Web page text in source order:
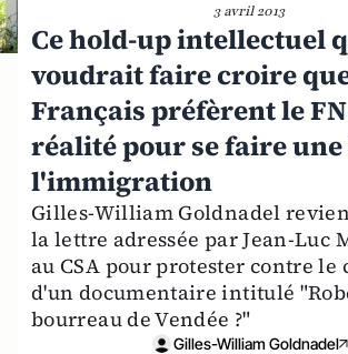
3 avril 2013
Ce hold-up intellectuel
voudrait faire croire
Français préfèrent le
réalité pour se faire
l'immigration
Gilles-William Goldnadel
la lettre adressée par Jean-Luc
au CSA pour protester contre le
d'un documentaire intitulé
bourreau de Vendée ?"
Gilles-William Goldnadel